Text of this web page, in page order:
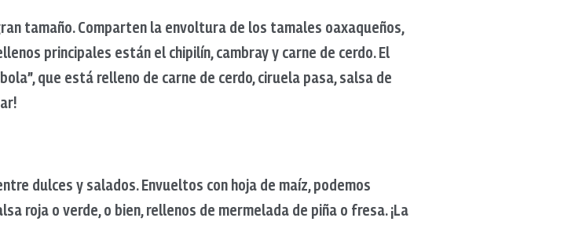
tamaño. Comparten la envoltura de los tamales oaxaqueños,
principales están el chipilín, cambray y carne de cerdo. El
que está relleno de carne de cerdo, ciruela pasa, salsa de
dulces y salados. Envueltos con hoja de maíz, podemos
roja o verde, o bien, rellenos de mermelada de piña o fresa. ¡La